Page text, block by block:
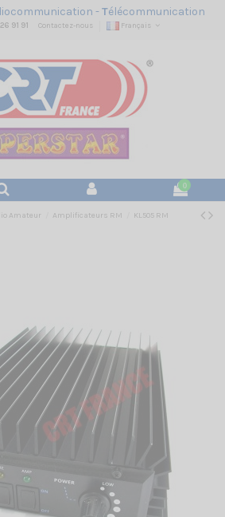
-Télécommunication
91 91 Contactez-nous Français
0
Amateur Amplificateurs RM KL505 RM